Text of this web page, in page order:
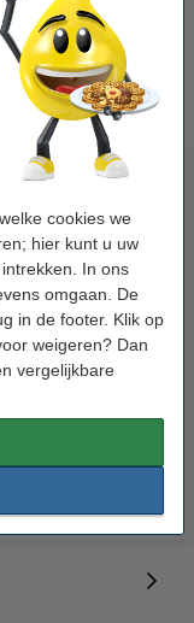
cookies we
hier kunt u uw
In ons
omgaan. De
in de footer. Klik op
weigeren? Dan
vergelijkbare
(F9J97A) inktcartridge
cyaan (origineel)